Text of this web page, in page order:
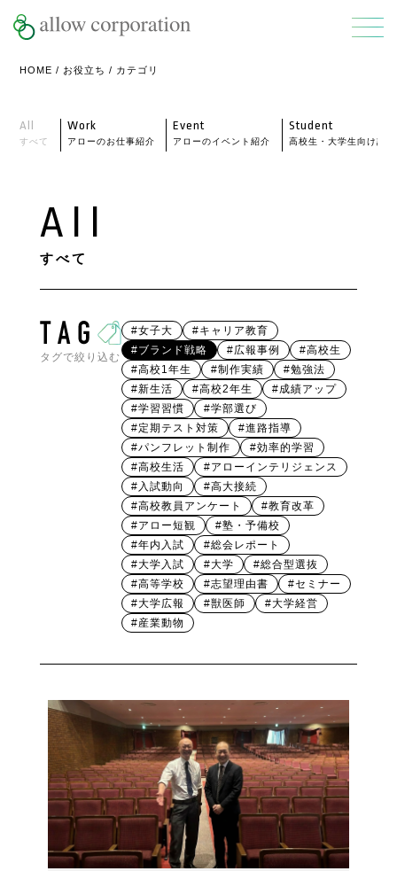
HOME / お役立ち / カテゴリ
All
すべて
Work
アローのお仕事紹介
Event
アローのイベント紹介
Student
高校生・大学生向け記事
All
すべて
タグで絞り込む
#女子大
#キャリア教育
#ブランド戦略
#広報事例
#高校生
#高校1年生
#制作実績
#勉強法
#新生活
#高校2年生
#成績アップ
#学習習慣
#学部選び
#定期テスト対策
#進路指導
#パンフレット制作
#効率的学習
#高校生活
#アローインテリジェンス
#入試動向
#高大接続
#高校教員アンケート
#教育改革
#アロー短観
#塾・予備校
#年内入試
#総会レポート
#大学入試
#大学
#総合型選抜
#高等学校
#志望理由書
#セミナー
#大学広報
#獣医師
#大学経営
#産業動物